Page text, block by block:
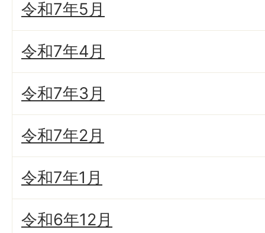
令和7年5月
令和7年4月
令和7年3月
令和7年2月
令和7年1月
令和6年12月